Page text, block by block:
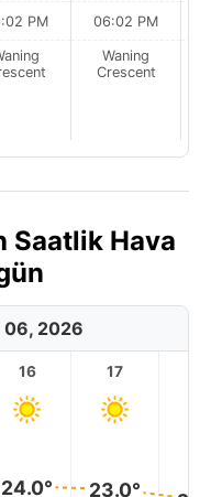
PM 06:02 PM
Waning
Crescent
Saatlik Hava
06, 2026
16
24.0°
17
23.0°